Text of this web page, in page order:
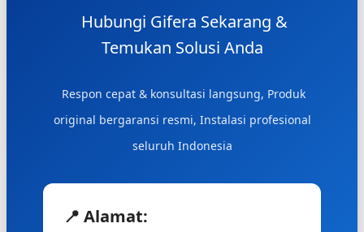
Hubungi Gifera Sekarang &
Temukan Solusi Anda
Respon cepat & konsultasi langsung, Produk
original bergaransi resmi, Instalasi profesional
seluruh Indonesia
📍 Alamat: